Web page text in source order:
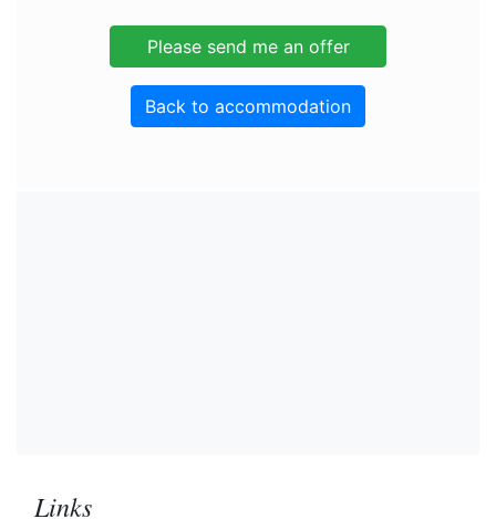
Back to accommodation
Links